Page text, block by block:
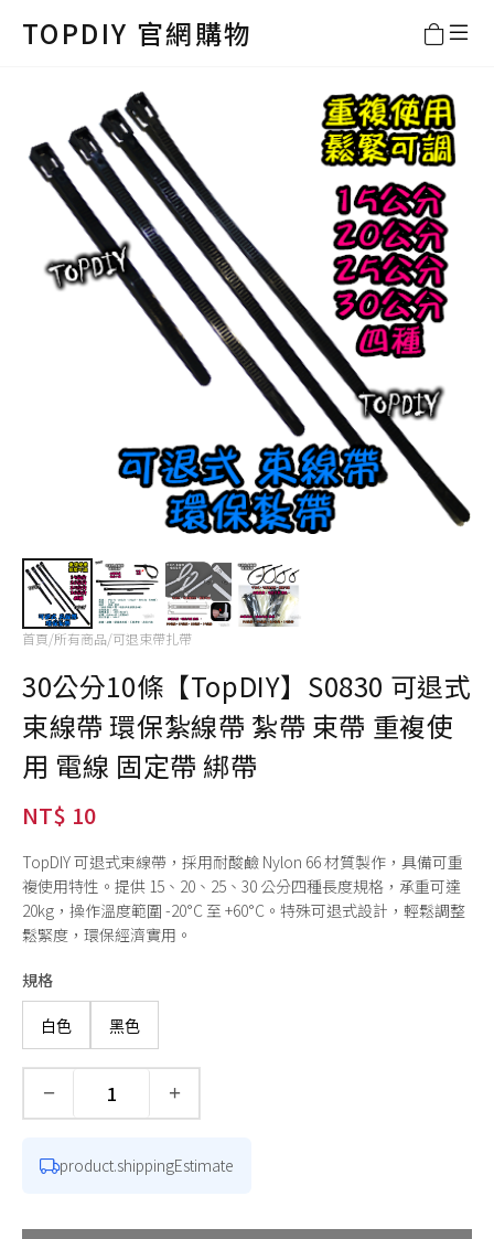
TOPDIY 官網購物
首頁/所有商品/可退束帶扎帶
30公分10條【TopDIY】S0830 可退式
束線帶 環保紮線帶 紮帶 束帶 重複使
用 電線 固定帶 綁帶
NT$ 10
TopDIY 可退式束線帶，採用耐酸鹼 Nylon 66 材質製作，具備可重
複使用特性。提供 15、20、25、30 公分四種長度規格，承重可達
20kg，操作溫度範圍 -20°C 至 +60°C。特殊可退式設計，輕鬆調整
鬆緊度，環保經濟實用。
規格
白色 黑色
− +
product.shippingEstimate